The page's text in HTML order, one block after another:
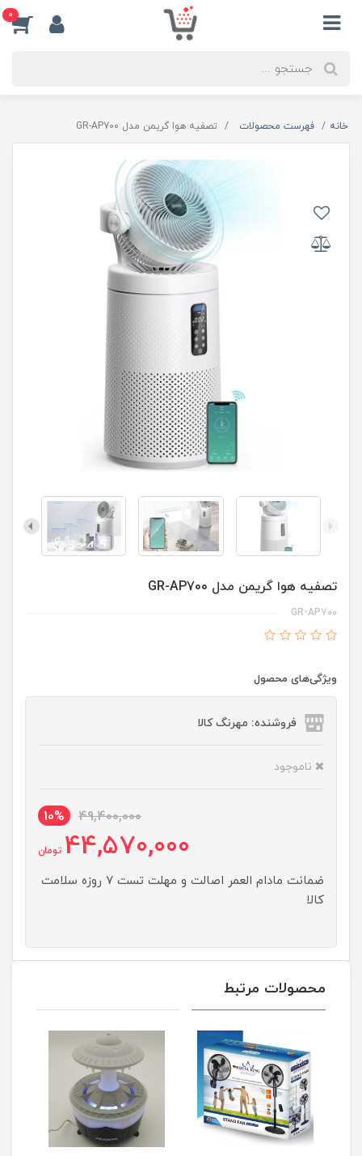
0
خانه فهرست محصولات تصفیه هوا گریمن مدل GR-AP700
تصفیه هوا گریمن مدل GR-AP700
GR-AP700
ویژگی‌های محصول
فروشنده: مهرنگ کالا
ناموجود
49,400,000
10%
44,570,000 تومان
ضمانت مادام العمر اصالت و مهلت تست ۷ روزه سلامت
کالا
محصولات مرتبط